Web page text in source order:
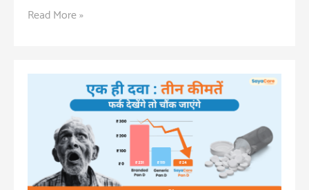
ब्रांडेड
SayaCare:
वास्तविक
Read More »